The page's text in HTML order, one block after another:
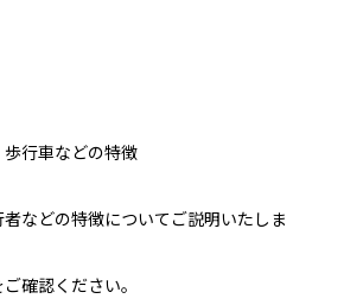
歩行車などの特徴
などの特徴についてご説明いたしま
確認ください。